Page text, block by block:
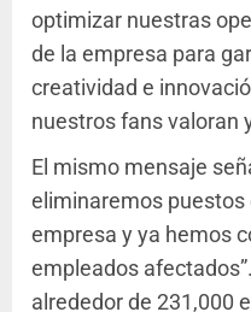
optimizar nuestras
de la empresa para
creatividad e
nuestros fans valoran
El mismo mensaje
eliminaremos puestos
empresa y ya hemos
empleados
alrededor de 231,000